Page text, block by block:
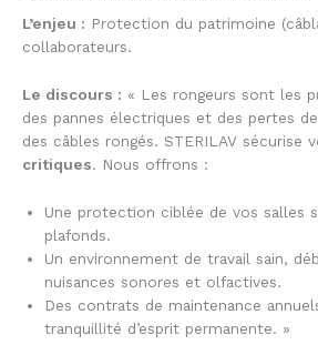
L’enjeu : Protection du patrimoine
collaborateurs.
Le discours : « Les rongeurs sont les
des pannes électriques et des pertes
des câbles rongés. STERILAV sécurise
critiques. Nous offrons :
Une protection ciblée de vos salles
plafonds.
Un environnement de travail sain,
nuisances sonores et olfactives.
Des contrats de maintenance
tranquillité d’esprit permanente. »